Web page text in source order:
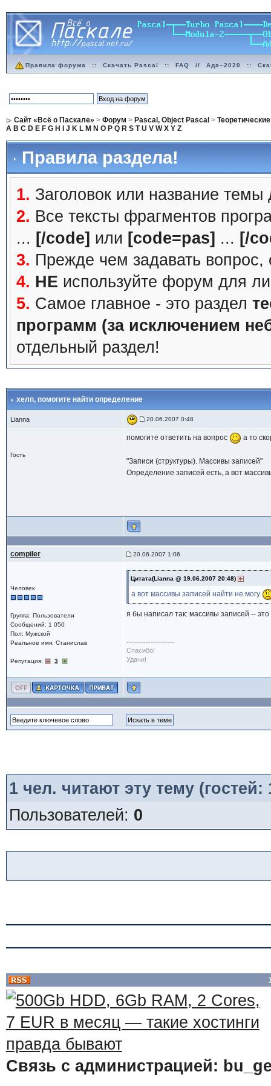
Правила форума :: Скачать Pascal :: FAQ // Ада–2020 ::
Сайт «Всё о Паскале» > Форум > Pascal, Object Pascal >
A B C D E F G H J K L M N O P Q R S T U V W X Y Z
Правила раздела!
1. Заголовок или название
2. Все тексты фрагментов
... [/code] или [code=pas] ... [/
3. Прежде чем задавать вопрос,
4. НЕ используйте форум для
5. Самое главное - это раздел
программ (за исключением
отдельный раздел!
хелп, помогите найти определение
Lianna 20.06.2007 0:48
Гость
помогите ответить на вопрос а то
"Записи (структуры). Массивы записей"
Определение записей есть, а вот
compiler 20.06.2007 1:06
Человек
Группа: Пользователи
Сообщений: 1 050
Пол: Мужской
Реальное имя: Станислав
Репутация: 3
Цитата(Lianna @ 19.06.2007 20:48)
а вот массивы записей найти не могу
я бы написал так: массивы записей --
--------------------
Спасибо!
Удачи!
1чел. читают эту тему
Пользователей: 0
Связь с администрацией: